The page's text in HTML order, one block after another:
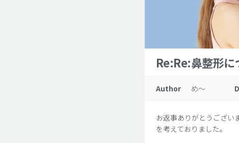
Re:Re:鼻整形に
Author め〜
お返事ありがとうござい
を考えておりました。